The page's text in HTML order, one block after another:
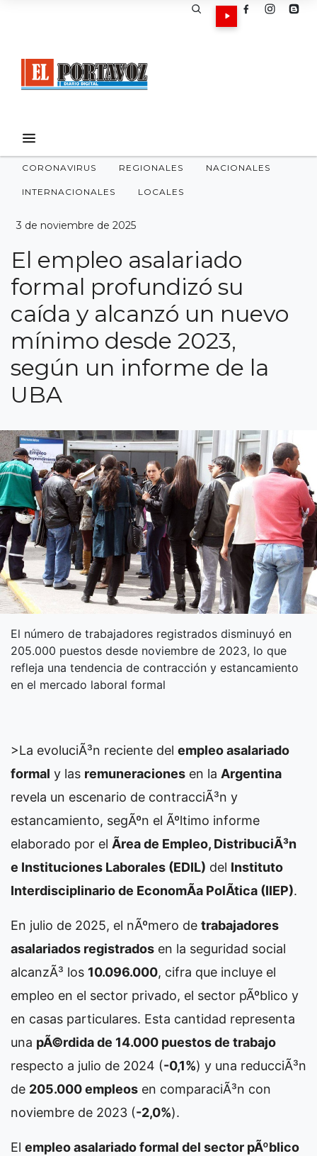
CORONAVIRUS REGIONALES NACIONALES
INTERNACIONALES LOCALES
3 de noviembre de 2025
El empleo asalariado
formal profundizó su
caída y alcanzó un nuevo
mínimo desde 2023,
según un informe de la
UBA
El número de trabajadores registrados disminuyó en
205.000 puestos desde noviembre de 2023, lo que
refleja una tendencia de contracción y estancamiento
en el mercado laboral formal
>La evoluciÃ³n reciente del empleo asalariado
formal y las remuneraciones en la Argentina
revela un escenario de contracciÃ³n y
estancamiento, segÃºn el Ãºltimo informe
elaborado por el Ãrea de Empleo, DistribuciÃ³n
e Instituciones Laborales (EDIL) del Instituto
Interdisciplinario de EconomÃ­a PolÃ­tica (IIEP).
En julio de 2025, el nÃºmero de trabajadores
asalariados registrados en la seguridad social
alcanzÃ³ los 10.096.000, cifra que incluye el
empleo en el sector privado, el sector pÃºblico y
en casas particulares. Esta cantidad representa
una pÃ©rdida de 14.000 puestos de trabajo
respecto a julio de 2024 (-0,1%) y una reducciÃ³n
de 205.000 empleos en comparaciÃ³n con
noviembre de 2023 (-2,0%).
El empleo asalariado formal del sector pÃºblico